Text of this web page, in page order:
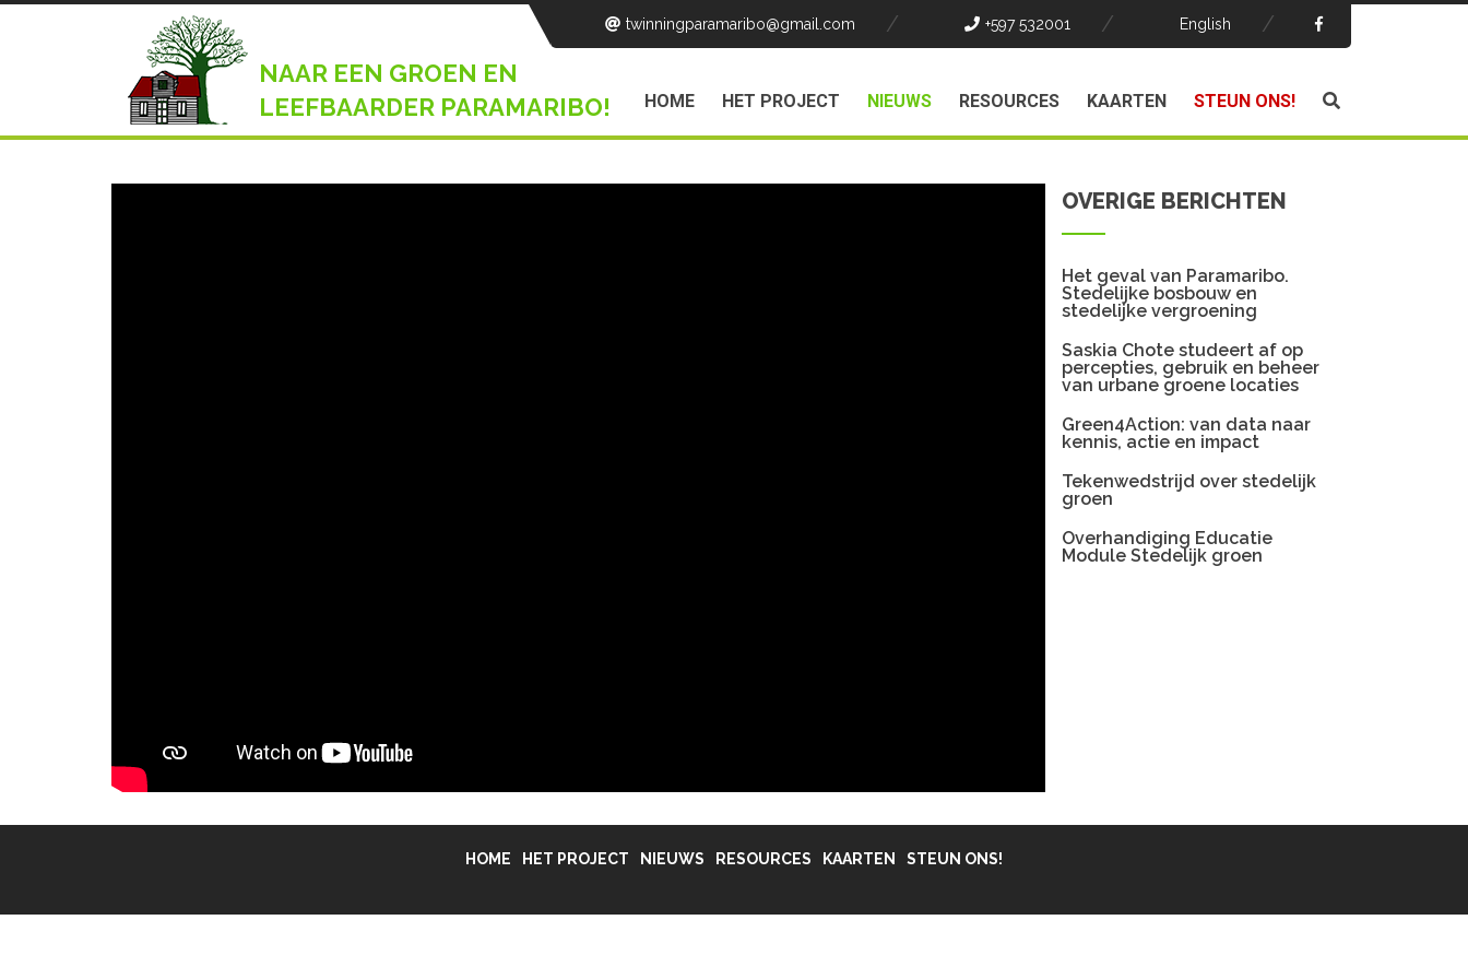
twinningparamaribo@gmail.com +597 532001 English
NAAR EEN GROEN EN
LEEFBAARDER PARAMARIBO!
HOME HET PROJECT NIEUWS RESOURCES KAARTEN STEUN ONS!
OVERIGE BERICHTEN
Het geval van Paramaribo.
Stedelijke bosbouw en
stedelijke vergroening
Saskia Chote studeert af op
percepties, gebruik en beheer
van urbane groene locaties
Green4Action: van data naar
kennis, actie en impact
Tekenwedstrijd over stedelijk
groen
Overhandiging Educatie
Module Stedelijk groen
HOME HET PROJECT NIEUWS RESOURCES KAARTEN STEUN ONS!